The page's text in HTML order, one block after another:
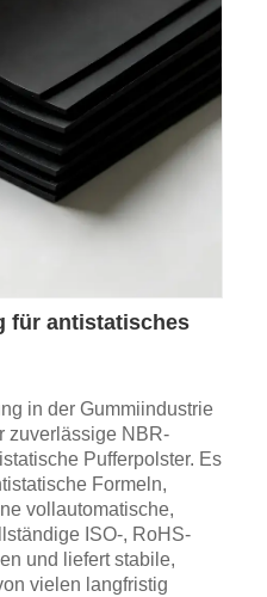
für antistatisches
in der Gummiindustrie
zuverlässige NBR-
Pufferpolster. Es
Formeln,
vollautomatische,
ISO-, RoHS-
und liefert stabile,
vielen langfristig